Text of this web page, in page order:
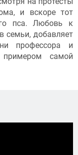
и вскоре тот
пса. Любовь к
семьи, добавляет
профессора и
примером самой